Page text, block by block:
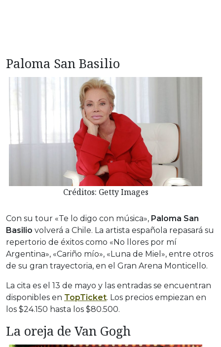
Paloma San Basilio
Créditos: Getty Images
Con su tour «Te lo digo con música», Paloma San
Basilio volverá a Chile. La artista española repasará su
repertorio de éxitos como «No llores por mí
Argentina», «Cariño mío», «Luna de Miel», entre otros
de su gran trayectoria, en el Gran Arena Monticello.
La cita es el 13 de mayo y las entradas se encuentran
disponibles en TopTicket. Los precios empiezan en
los $24.150 hasta los $80.500.
La oreja de Van Gogh